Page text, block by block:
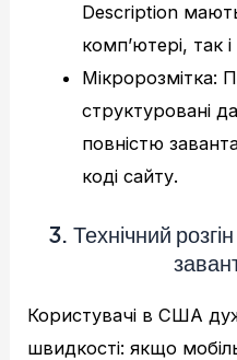
Description
комп’ютері, так
Мікророзмітка:
структуровані
повністю
коді сайту.
3. Технічний
Користувачі в США
швидкості: якщо